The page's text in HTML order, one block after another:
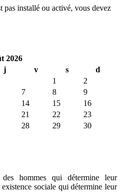
pas installé ou activé, vous devez
2026
j v s
d
1
2
7 8
9
14 15
16
21 22
23
28 29
30
hommes qui détermine leur
sociale qui détermine leur